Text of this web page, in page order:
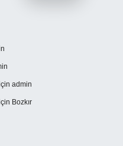
admin
Bozkır